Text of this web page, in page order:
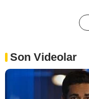
Son Videolar